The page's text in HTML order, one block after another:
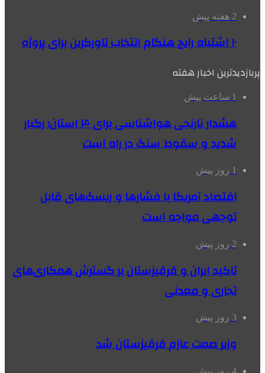
2 هفته پیش
۱۰ اشتباه رایج هنگام انتخاب تاورکرین برای پروژه
پربازدیدترین اخبار هفته
1 ساعت پیش
هشدار نارنجی هواشناسی برای ۴ استان؛ رگبار
شدید و سقوط سنگ در راه است
1 روز پیش
اقتصاد آمریکا با فشارها و ریسک‌های قابل
توجهی مواجه است
2 روز پیش
تاکید ایران و قرقیزستان بر گسترش همکاری‌های
تجاری و معدنی
3 روز پیش
وزیر صمت عازم قرقیزستان شد
4 روز پیش